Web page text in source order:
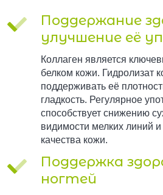
Поддержание
улучшение её
Коллаген является
белком кожи. Гидролизат
поддерживать её
гладкость. Регулярное
способствует снижению
видимости мелких линий
качества кожи.
Поддержка
ногтей